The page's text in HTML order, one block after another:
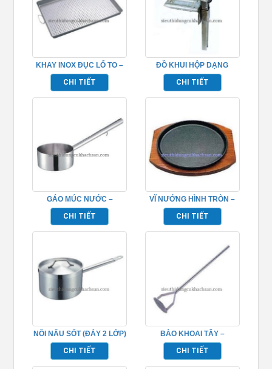
KHAY INOX ĐỤC LỔ TO –
TP696061
CHI TIẾT
ĐỒ KHUI HỘP DẠNG
ĐỨNG – TP696101
CHI TIẾT
GÁO MÚC NƯỚC –
TP696084
CHI TIẾT
VĨ NƯỚNG HÌNH TRÒN –
TP696063
CHI TIẾT
NỒI NẤU SỐT (ĐÁY 2 LỚP)
– TP696020
CHI TIẾT
BÀO KHOAI TÂY –
TP696109
CHI TIẾT